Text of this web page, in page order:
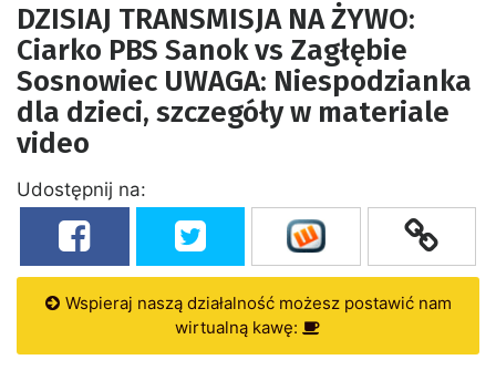
DZISIAJ TRANSMISJA NA ŻYWO:
Ciarko PBS Sanok vs Zagłębie
Sosnowiec UWAGA: Niespodzianka
dla dzieci, szczegóły w materiale
video
Udostępnij na:
Wspieraj naszą działalność możesz postawić nam
wirtualną kawę: